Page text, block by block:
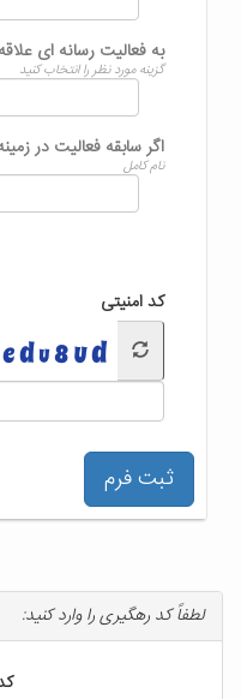
به فعالیت رسانه ای
گزینه مورد نظر را انتخاب کنید
اگر سابقه فعالیت در
نام کامل
کد امنیتی
ثبت فرم
لطفاً کد رهگیری را وارد کنید: